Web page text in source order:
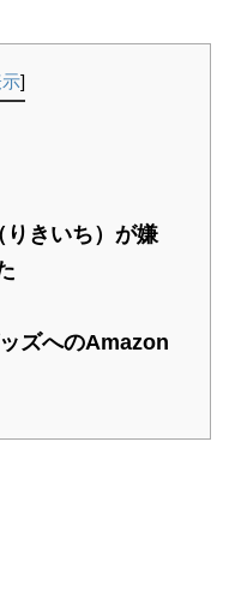
]
きいち）が嫌
ズへのAmazon